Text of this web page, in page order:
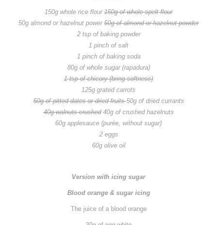
150g whole rice flour 150g of whole spelt flour
50g almond or hazelnut power 50g of almond or hazelnut powder
2 tsp of baking powder
1 pinch of salt
1 pinch of baking soda
80g of whole sugar (rapadura)
1 tsp of chicory (bring softness)
125g grated carrots
50g of pitted dates or dried fruits50g of dried currants
40g walnuts crushed40g of crushed hazelnuts
60g applesauce (purée, without sugar)
2 eggs
60g olive oil
Version with icing sugar
Blood orange & sugar icing
The juice of a blood orange